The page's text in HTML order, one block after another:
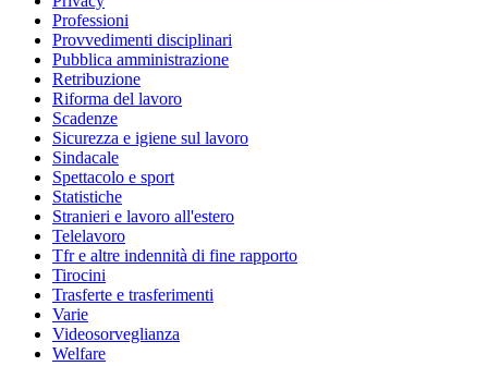
Professioni
Provvedimenti disciplinari
Pubblica amministrazione
Retribuzione
Riforma del lavoro
Scadenze
Sicurezza e igiene sul lavoro
Sindacale
Spettacolo e sport
Statistiche
Stranieri e lavoro all'estero
Telelavoro
Tfr e altre indennità di fine rapporto
Tirocini
Trasferte e trasferimenti
Varie
Videosorveglianza
Welfare